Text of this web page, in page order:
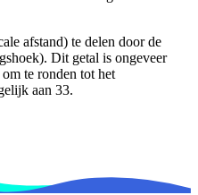
afstand) te delen door de
Dit getal is ongeveer
te ronden tot het
aan 33.